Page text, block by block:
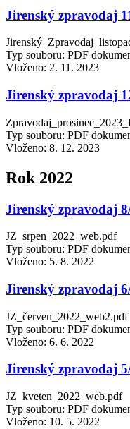
Jirenský zpravodaj
Typ souboru: PDF
Vloženo: 2. 11. 2023
Jirenský zpravodaj
Typ souboru: PDF
Vloženo: 8. 12. 2023
Rok 2022
Jirenský zpravodaj
JZ_srpen_2022_web.pdf
Typ souboru: PDF
Vloženo: 5. 8. 2022
Jirenský zpravodaj
JZ_červen_2022_web2.pdf
Typ souboru: PDF
Vloženo: 6. 6. 2022
Jirenský zpravodaj
JZ_kveten_2022_web.pdf
Typ souboru: PDF
Vloženo: 10. 5. 2022